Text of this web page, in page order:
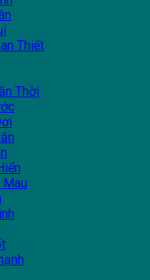
Thiết
Thời
Mau